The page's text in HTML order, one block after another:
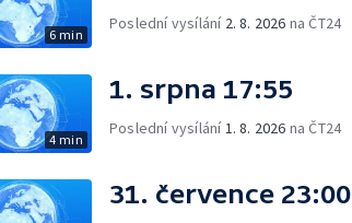
6 min
Poslední vysílání 2. 8. 2026 na ČT24
4 min
1. srpna 17:55
Poslední vysílání 1. 8. 2026 na ČT24
31. července 23:00